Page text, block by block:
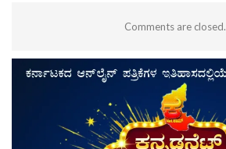
Comments are closed.